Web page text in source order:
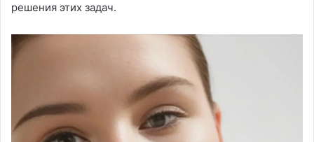
решения этих задач.